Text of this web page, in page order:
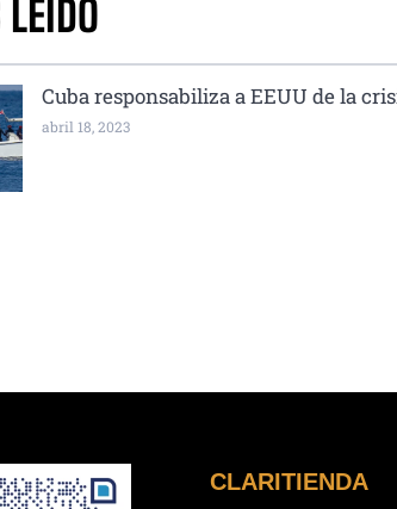
Cuba responsabiliza a EEUU de la
abril 18, 2023
CLARITIENDA